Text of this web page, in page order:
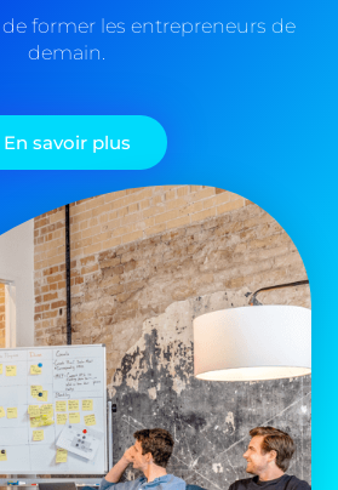
former les entrepreneurs de
demain.
En savoir plus